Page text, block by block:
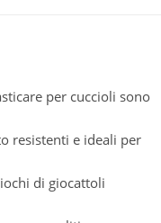
per cuccioli sono
resistenti e ideali per
di giocattoli